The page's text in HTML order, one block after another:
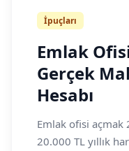
İpuçları
Emlak
Gerçek
Hesabı
Emlak ofisi açmak
20.000 TL yıllık